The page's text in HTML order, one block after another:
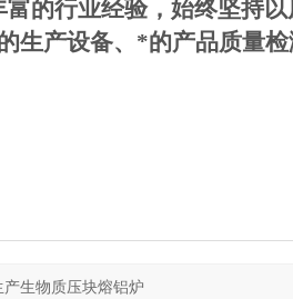
的行业经验，始终坚持
生产设备、*的产品质量